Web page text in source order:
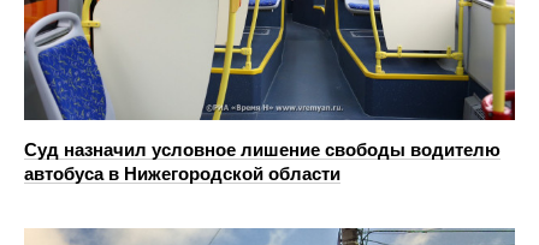
Суд назначил условное лишение свободы водителю
автобуса в Нижегородской области